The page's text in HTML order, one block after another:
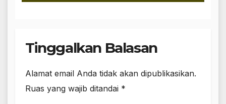
Tinggalkan Balasan
Alamat email Anda tidak akan dipublikasikan.
Ruas yang wajib ditandai *